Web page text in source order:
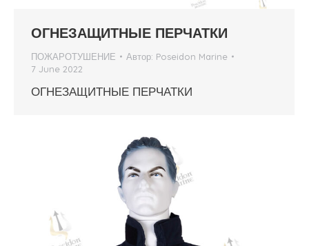
ОГНЕЗАЩИТНЫЕ ПЕРЧАТКИ
ПОЖАРОТУШЕНИЕ Автор: Poseidon Marine
7 June 2022
ОГНЕЗАЩИТНЫЕ ПЕРЧАТКИ